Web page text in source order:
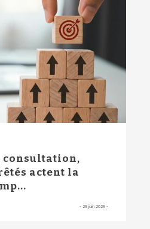
actent la
- 29 juin 2026 -